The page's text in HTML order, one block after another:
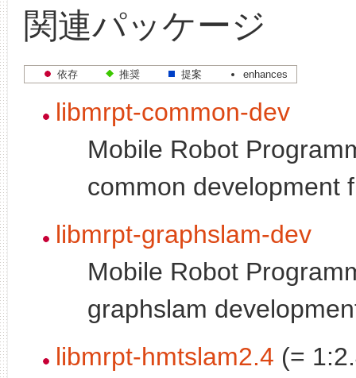
関連パッケージ
依存 推奨 提案 enhances
libmrpt-common-dev
Mobile Robot
common development
libmrpt-graphslam-dev
Mobile Robot
graphslam
libmrpt-hmtslam2.4 (=